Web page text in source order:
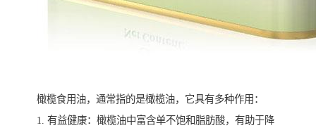
橄榄食用油，通常指的是橄榄油，它具有多种作用：
1. 有益健康：橄榄油中富含单不饱和脂肪酸，有助于降